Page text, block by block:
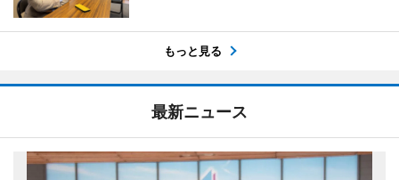
もっと見る
最新ニュース